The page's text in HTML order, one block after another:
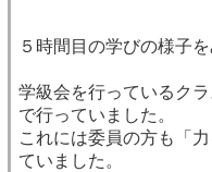
５時間目の学びの様子
学級会を行っているク
で行っていました。
これには委員の方も「
ていました。